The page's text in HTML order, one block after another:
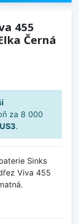
455
Černá
za 8 000
.
Sinks
Viva 455